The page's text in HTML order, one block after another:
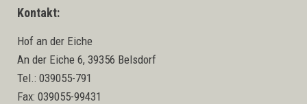
Kontakt:
Hof an der Eiche
An der Eiche 6, 39356 Belsdorf
Tel.: 039055-791
Fax: 039055-99431